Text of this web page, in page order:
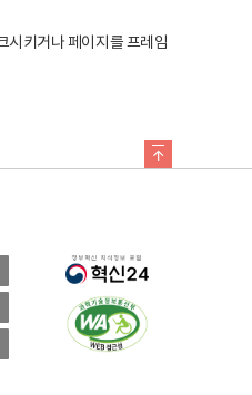
시키거나 페이지를 프레임